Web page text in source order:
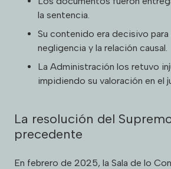
la sentencia.
Su contenido era decisivo para
negligencia y la relación causal.
La Administración los retuvo
impidiendo su valoración en el
La resolución del
precedente
En febrero de 2025, la Sala de lo